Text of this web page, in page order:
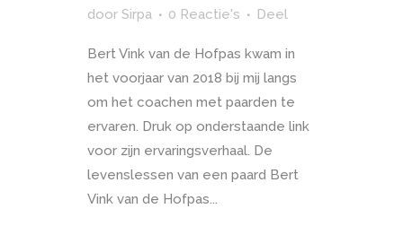
door Sirpa 0 Reactie's Deel
Bert Vink van de Hofpas kwam in
het voorjaar van 2018 bij mij langs
om het coachen met paarden te
ervaren. Druk op onderstaande link
voor zijn ervaringsverhaal. De
levenslessen van een paard Bert
Vink van de Hofpas...